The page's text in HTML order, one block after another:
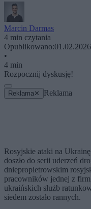
Marcin Darmas
4 min czytania
Opublikowano:
•
4 min
Rozpocznij dyskusję!
Reklama ✕ Reklama
Rosyjskie ataki na
doszło do serii uderzeń
dniepropietrowskim
pracowników jednej z firm
ukraińskich służb
siedem zostało rannych.